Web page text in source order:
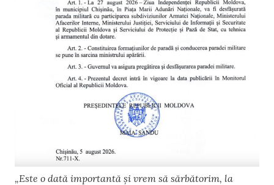
„Este o dată importantă și vrem să sărbătorim, la